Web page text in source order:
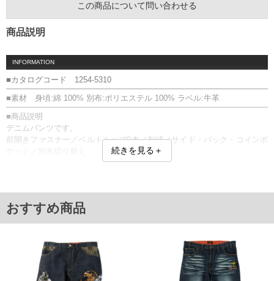
この商品について問い合わせる
商品説明
INFORMATION
■カタログコード 1254-5310
■素材 身頃:綿 100% 別布:ポリエステル 100% ラベル:牛革
■商品説明
デニムパンツです。
前開きファスナー／ベルトループ9本／刺繍／サイド・バック・コインポ
100/100/80/38/122/112
110/110/80/41/132/114
120/120/80/46/145/118
※【返品交換について】
返品交換希望の方は、商品到着後1週間以内にご連絡ください。
下着(肌着)やワイシャツは商品の性質上、返品交換不可とさせて頂いております。予め
続きを見る＋
おすすめ商品